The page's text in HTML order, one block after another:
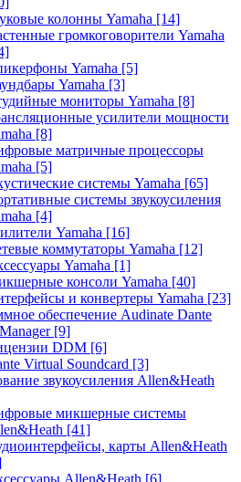
колонны Yamaha [14]
громкоговорители Yamaha
Yamaha [5]
Yamaha [3]
мониторы Yamaha [8]
усилители мощности
[8]
матричные процессоры
[5]
системы Yamaha [65]
системы звукоусиления
[4]
Yamaha [16]
коммутаторы Yamaha [12]
Yamaha [1]
консоли Yamaha [40]
и конвертеры Yamaha [23]
обеспечение Audinate Dante
[9]
DDM [6]
Virtual Soundcard [3]
звукоусиления Allen&Heath
микшерные системы
[41]
карты Allen&Heath
Allen&Heath [6]